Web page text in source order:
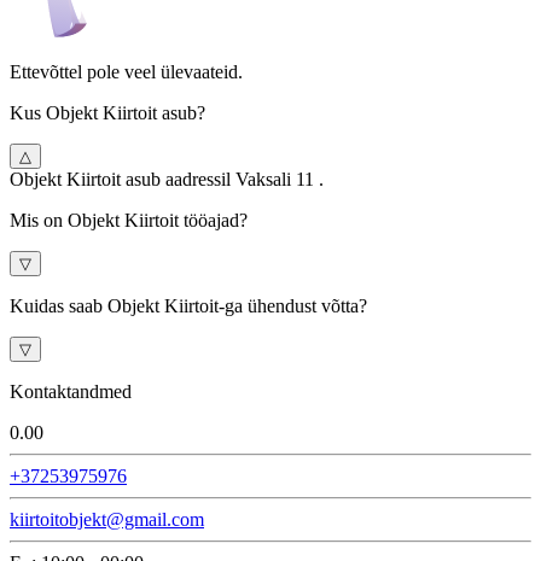
Ettevõttel pole veel ülevaateid.
Kus Objekt Kiirtoit asub?
△
Objekt Kiirtoit asub aadressil Vaksali 11 .
Mis on Objekt Kiirtoit tööajad?
▽
Kuidas saab Objekt Kiirtoit-ga ühendust võtta?
▽
Kontaktandmed
0.00
+37253975976
kiirtoitobjekt@gmail.com